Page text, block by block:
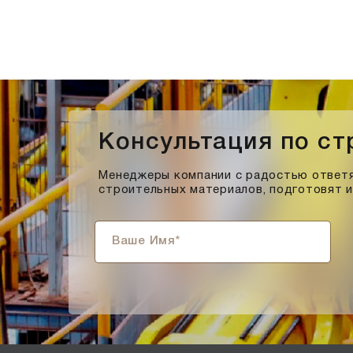
Темно-Коричневый, Коричневый
Темно-красный
Темно-серый
Темный шоколад
Терракот
Флеш-обжиг
Черно-фиолетовый, бордовый
Черный
Шоколад
Эрланген
Консультация по
Менеджеры компании с радостью
строительных материалов, подготовят